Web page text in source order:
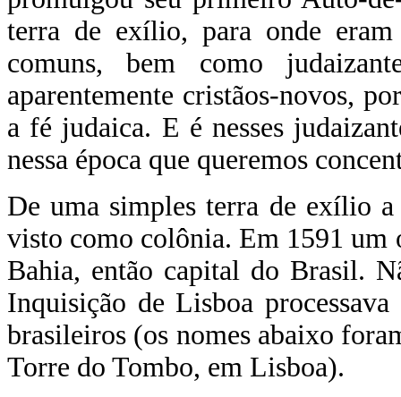
terra de exílio, para onde
comuns, bem como
aparentemente cristãos-novos,
a fé judaica. E é nesses
nessa época que queremos
De uma simples terra de exílio
visto como colônia. Em 1591 um
Bahia, então capital do Brasil.
Inquisição de Lisboa
brasileiros (os nomes abaixo
Torre do Tombo, em Lisboa).